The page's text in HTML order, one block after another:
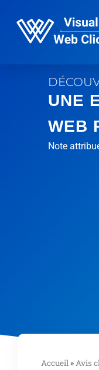
UNE
WEB
Note
Accueil »Avis